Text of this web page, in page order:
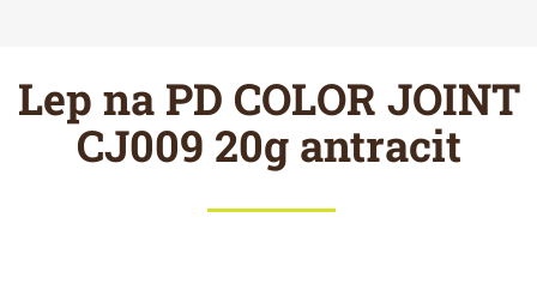
Lep na PD COLOR JOINT
CJ009 20g antracit